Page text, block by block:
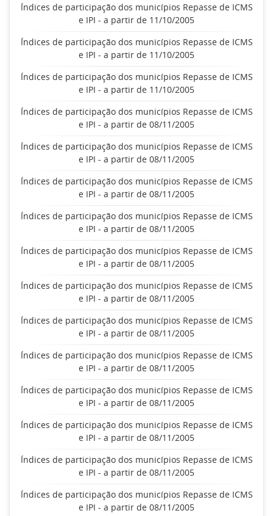
Índices de participação dos municípios Repasse de ICMS
e IPI - a partir de 11/10/2005
Índices de participação dos municípios Repasse de ICMS
e IPI - a partir de 11/10/2005
Índices de participação dos municípios Repasse de ICMS
e IPI - a partir de 11/10/2005
Índices de participação dos municípios Repasse de ICMS
e IPI - a partir de 08/11/2005
Índices de participação dos municípios Repasse de ICMS
e IPI - a partir de 08/11/2005
Índices de participação dos municípios Repasse de ICMS
e IPI - a partir de 08/11/2005
Índices de participação dos municípios Repasse de ICMS
e IPI - a partir de 08/11/2005
Índices de participação dos municípios Repasse de ICMS
e IPI - a partir de 08/11/2005
Índices de participação dos municípios Repasse de ICMS
e IPI - a partir de 08/11/2005
Índices de participação dos municípios Repasse de ICMS
e IPI - a partir de 08/11/2005
Índices de participação dos municípios Repasse de ICMS
e IPI - a partir de 08/11/2005
Índices de participação dos municípios Repasse de ICMS
e IPI - a partir de 08/11/2005
Índices de participação dos municípios Repasse de ICMS
e IPI - a partir de 08/11/2005
Índices de participação dos municípios Repasse de ICMS
e IPI - a partir de 08/11/2005
Índices de participação dos municípios Repasse de ICMS
e IPI - a partir de 08/11/2005